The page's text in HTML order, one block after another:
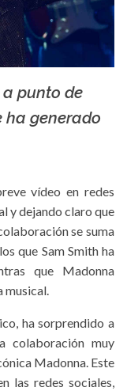
La X mas música
punto de
generado
vídeo en redes
y dejando claro que
se suma
que Sam Smith ha
que Madonna
musical.
ha sorprendido a
colaboración muy
Madonna. Este
las redes sociales,